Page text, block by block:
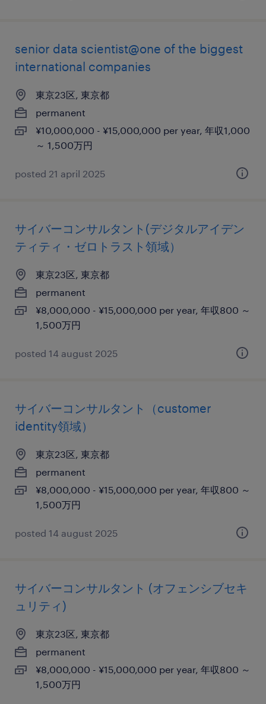
senior data scientist@one of the biggest
international companies
東京23区, 東京都
permanent
¥10,000,000 - ¥15,000,000 per year, 年収1,000
～ 1,500万円
posted 21 april 2025
サイバーコンサルタント(デジタルアイデン
ティティ・ゼロトラスト領域）
東京23区, 東京都
permanent
¥8,000,000 - ¥15,000,000 per year, 年収800 ～
1,500万円
posted 14 august 2025
サイバーコンサルタント（customer
identity領域）
東京23区, 東京都
permanent
¥8,000,000 - ¥15,000,000 per year, 年収800 ～
1,500万円
posted 14 august 2025
サイバーコンサルタント (オフェンシブセキ
ュリティ)
東京23区, 東京都
permanent
¥8,000,000 - ¥15,000,000 per year, 年収800 ～
1,500万円